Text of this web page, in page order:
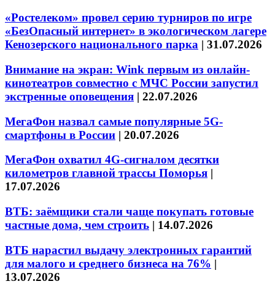
«Ростелеком» провел серию турниров по игре
«БезОпасный интернет» в экологическом лагере
Кенозерского национального парка | 31.07.2026
Внимание на экран: Wink первым из онлайн-
кинотеатров совместно с МЧС России запустил
экстренные оповещения | 22.07.2026
МегаФон назвал самые популярные 5G-
смартфоны в России | 20.07.2026
МегаФон охватил 4G-сигналом десятки
километров главной трассы Поморья |
17.07.2026
ВТБ: заёмщики стали чаще покупать готовые
частные дома, чем строить | 14.07.2026
ВТБ нарастил выдачу электронных гарантий
для малого и среднего бизнеса на 76% |
13.07.2026